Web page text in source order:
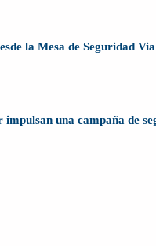
la Mesa de Seguridad
una campaña de